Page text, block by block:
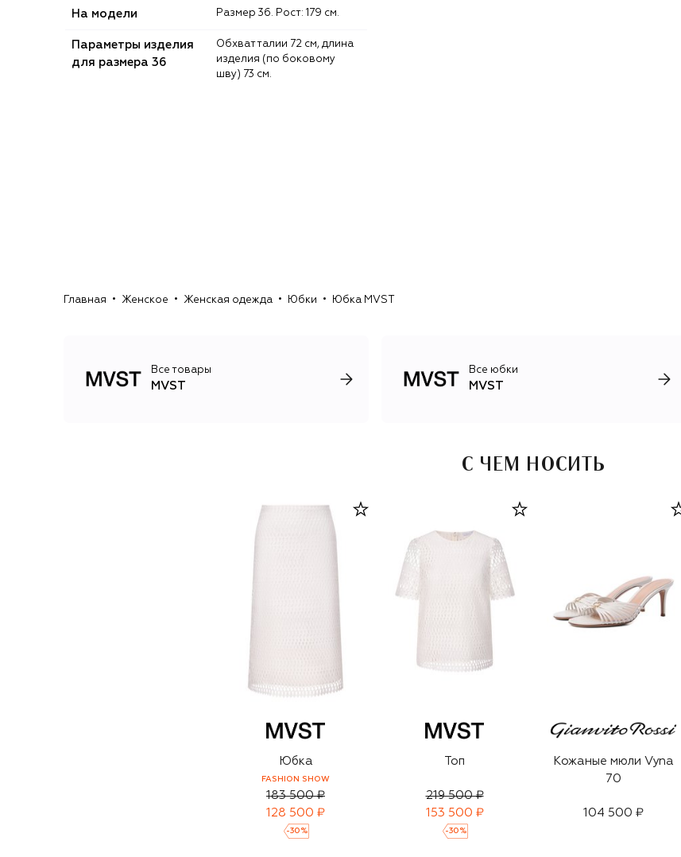
На модели Размер 36. Рост: 179 см.
Параметры изделия
для размера 36
Обхват талии 72 см, длина
изделия (по боковому
шву) 73 см.
Главная Женское Женская одежда Юбки Юбка MVST
Все товары
MVST
Все юбки
MVST
С ЧЕМ НОСИТЬ
Юбка
FASHION SHOW
183 500 ₽
128 500 ₽
-30 %
Топ
219 500 ₽
153 500 ₽
-30 %
Кожаные мюли Vyna
70
104 500 ₽